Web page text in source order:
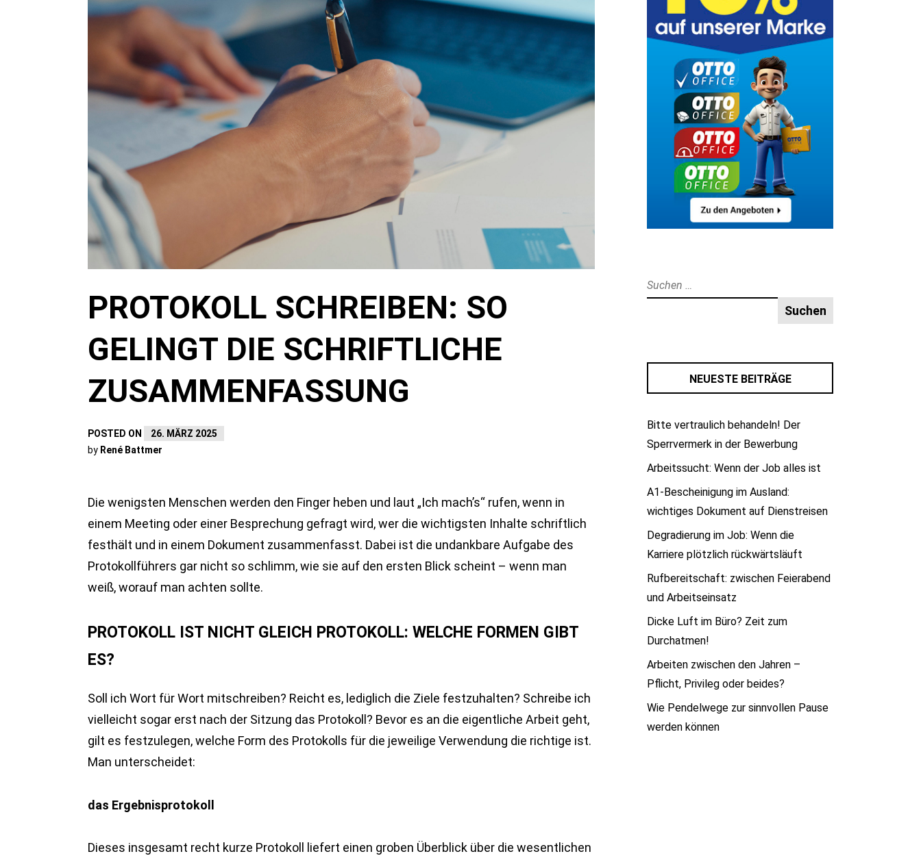
PROTOKOLL SCHREIBEN: SO
GELINGT DIE SCHRIFTLICHE
ZUSAMMENFASSUNG
POSTED ON
26. MÄRZ 2025
by René Battmer
Die wenigsten Menschen werden den Finger heben und laut „Ich mach’s“ rufen, wenn in
einem Meeting oder einer Besprechung gefragt wird, wer die wichtigsten Inhalte schriftlich
festhält und in einem Dokument zusammenfasst. Dabei ist die undankbare Aufgabe des
Protokollführers gar nicht so schlimm, wie sie auf den ersten Blick scheint – wenn man
weiß, worauf man achten sollte.
PROTOKOLL IST NICHT GLEICH PROTOKOLL: WELCHE FORMEN GIBT
ES?
Soll ich Wort für Wort mitschreiben? Reicht es, lediglich die Ziele festzuhalten? Schreibe ich
vielleicht sogar erst nach der Sitzung das Protokoll? Bevor es an die eigentliche Arbeit geht,
gilt es festzulegen, welche Form des Protokolls für die jeweilige Verwendung die richtige ist.
Man unterscheidet:
das Ergebnisprotokoll
Dieses insgesamt recht kurze Protokoll liefert einen groben Überblick über die wesentlichen
Suche
nach:
NEUESTE BEITRÄGE
Bitte vertraulich behandeln! Der
Sperrvermerk in der Bewerbung
Arbeitssucht: Wenn der Job alles ist
A1-Bescheinigung im Ausland:
wichtiges Dokument auf Dienstreisen
Degradierung im Job: Wenn die
Karriere plötzlich rückwärtsläuft
Rufbereitschaft: zwischen Feierabend
und Arbeitseinsatz
Dicke Luft im Büro? Zeit zum
Durchatmen!
Arbeiten zwischen den Jahren –
Pflicht, Privileg oder beides?
Wie Pendelwege zur sinnvollen Pause
werden können